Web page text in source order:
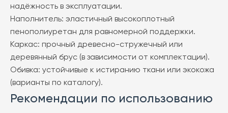
надёжность в эксплуатации.
Наполнитель: эластичный высокоплотный
пенополиуретан для равномерной поддержки.
Каркас: прочный древесно-стружечный или
деревянный брус (в зависимости от комплектации).
Обивка: устойчивые к истиранию ткани или экокожа
(варианты по каталогу).
Рекомендации по использованию